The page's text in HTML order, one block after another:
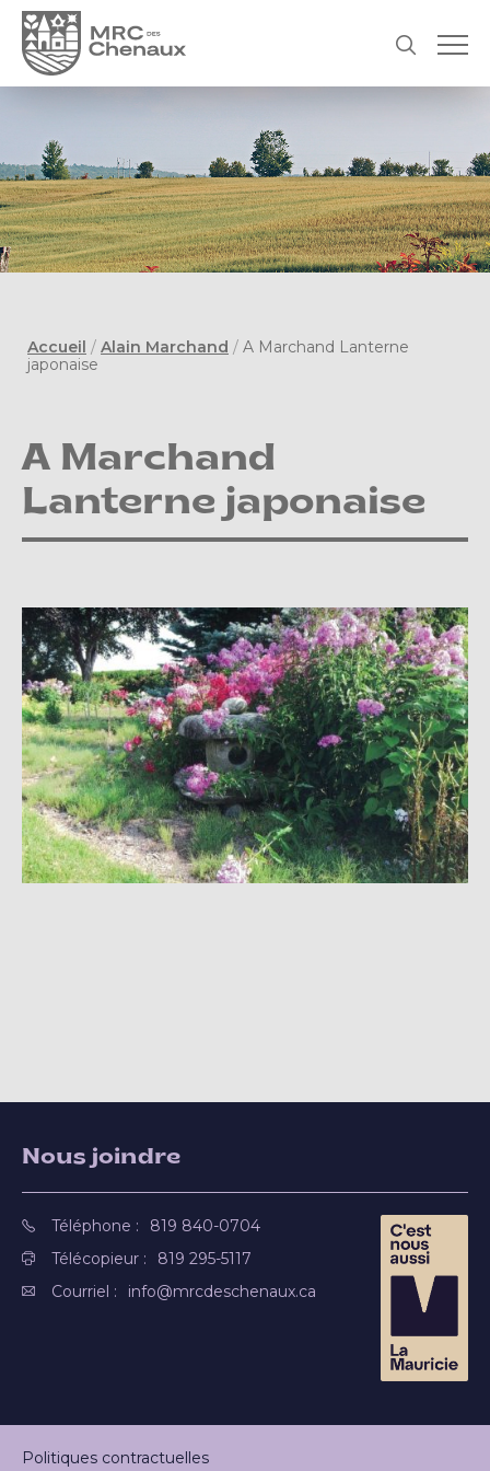
Accueil / Alain Marchand / A Marchand Lanterne
japonaise
A Marchand
Lanterne japonaise
Nous joindre
Téléphone :
819 840-0704
Télécopieur :
819 295-5117
Courriel :
info@mrcdeschenaux.ca
Politiques contractuelles